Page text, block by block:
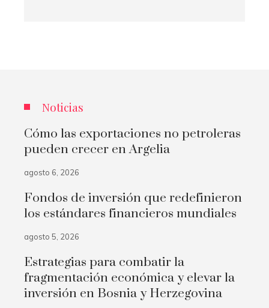
Noticias
Cómo las exportaciones no petroleras
pueden crecer en Argelia
agosto 6, 2026
Fondos de inversión que redefinieron
los estándares financieros mundiales
agosto 5, 2026
Estrategias para combatir la
fragmentación económica y elevar la
inversión en Bosnia y Herzegovina